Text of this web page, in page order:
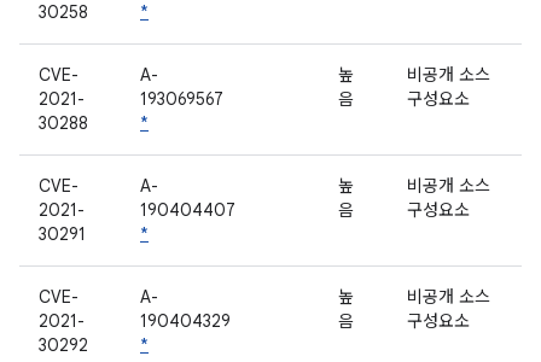
30258
*
CVE-
2021-
30288
A-
193069567
*
높
음
비공개 소스
구성요소
CVE-
2021-
30291
A-
190404407
*
높
음
비공개 소스
구성요소
CVE-
2021-
30292
A-
190404329
*
높
음
비공개 소스
구성요소